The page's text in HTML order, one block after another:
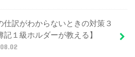
仕訳がわからないときの対策３
記１級ホルダーが教える】